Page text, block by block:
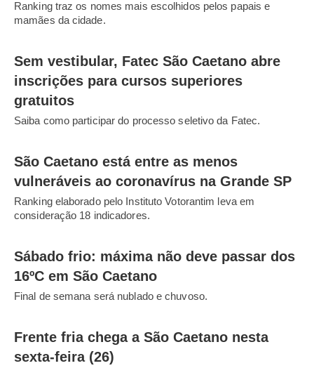
Ranking traz os nomes mais escolhidos pelos papais e
mamães da cidade.
Sem vestibular, Fatec São Caetano abre
inscrições para cursos superiores
gratuitos
Saiba como participar do processo seletivo da Fatec.
São Caetano está entre as menos
vulneráveis ao coronavírus na Grande SP
Ranking elaborado pelo Instituto Votorantim leva em
consideração 18 indicadores.
Sábado frio: máxima não deve passar dos
16ºC em São Caetano
Final de semana será nublado e chuvoso.
Frente fria chega a São Caetano nesta
sexta-feira (26)